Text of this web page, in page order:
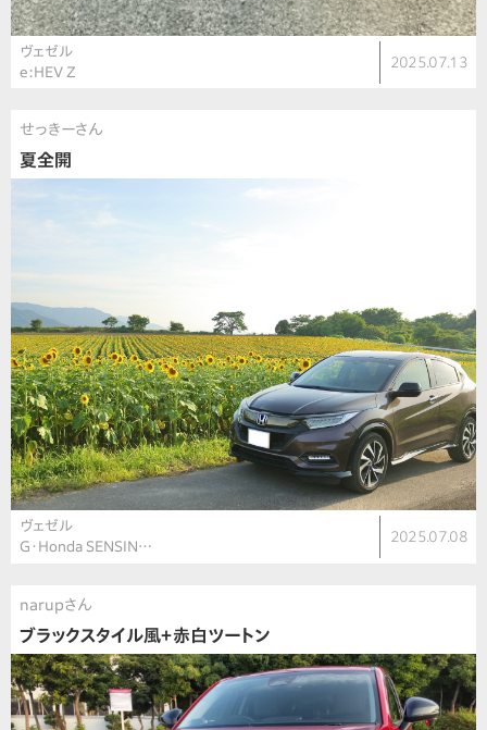
ヴェゼル
e:HEV Z
2025.07.13
せっきーさん
夏全開
ヴェゼル
G・Honda SENSIN…
2025.07.08
narupさん
ブラックスタイル風＋赤白ツートン